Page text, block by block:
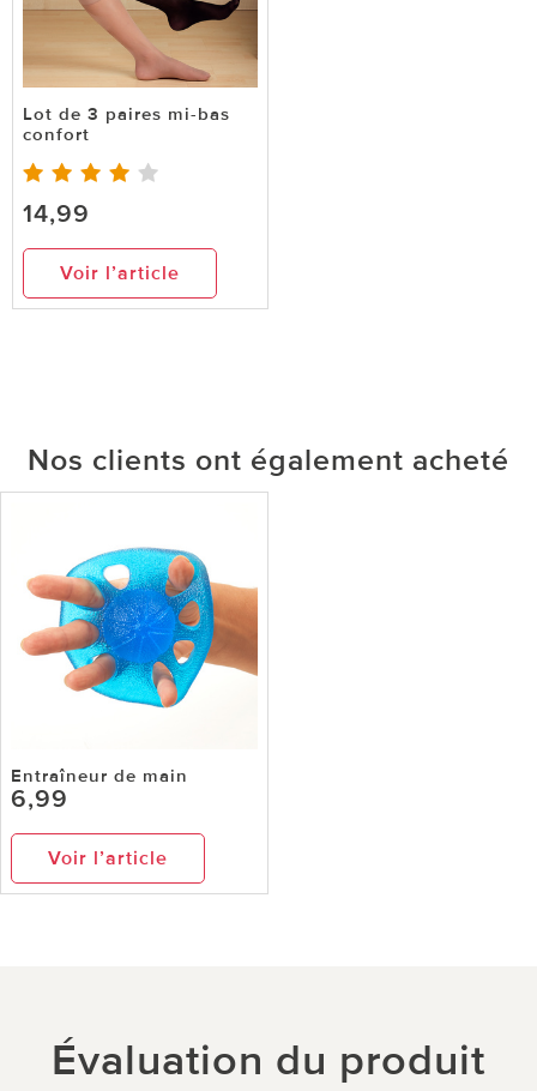
Lot de 3 paires mi-bas
confort
14,99
Voir l’article
Nos clients ont également acheté
Entraîneur de main
6,99
Voir l’article
Évaluation du produit